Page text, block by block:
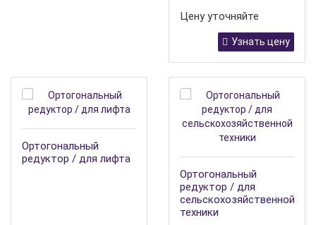
Цену уточняйте
Узнать цену
Ортогональный
редуктор / для лифта
Ортогональный
редуктор / для
сельскохозяйственной
техники